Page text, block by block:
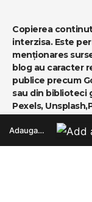
Copierea
interzisa. Este
menționares
blog au caracter
publice precum
sau din biblioteci
Pexels, Unsplash,
Recomandari
Adauga ca sursa preferata pe Google